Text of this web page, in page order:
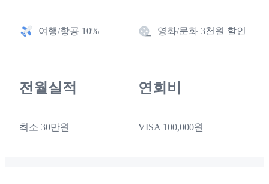
여행/항공 10% 영화/문화 3천원 할인
전월실적
최소 30만원
연회비
VISA 100,000원